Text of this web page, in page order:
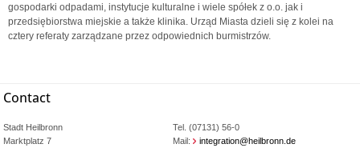
gospodarki odpadami, instytucje kulturalne i wiele spółek z o.o. jak i
przedsiębiorstwa miejskie a także klinika. Urząd Miasta dzieli się z kolei na
cztery referaty zarządzane przez odpowiednich burmistrzów.
Contact
Stadt Heilbronn
Marktplatz 7
Tel. (07131) 56-0
Mail:
integration@heilbronn.de